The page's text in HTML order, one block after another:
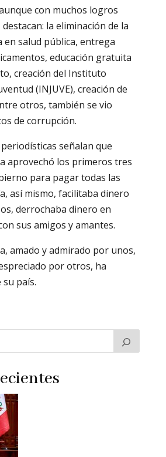
con muchos logros
la eliminación de la
salud pública, entrega
educación gratuita
creación del Instituto
(INJUVE), creación de
otros, también se vio
de corrupción.
señalan que
aprovechó los primeros tres
para pagar todas las
así mismo, facilitaba dinero
derrochaba dinero en
sus amigos y amantes.
amado y admirado por unos,
por otros, ha
país.